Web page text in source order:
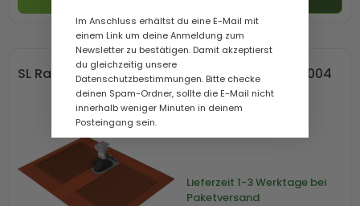
SL Rack 11500-00 Alpha-Platte Ziegelrot RAL 8004
Lieferzeit 1-3 Werktage bei
Paketversand
Im Anschluss erhältst du eine E-Mail mit
einem Link um deine Anmeldung zum
Newsletter zu bestätigen. Damit akzeptierst
du gleichzeitig unsere
Datenschutzbestimmungen. Bitte checke
deinen Spam-Ordner, sollte die E-Mail nicht
innerhalb weniger Minuten in deinem
Posteingang sein.